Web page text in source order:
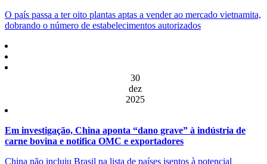
O país passa a ter oito plantas aptas a vender ao mercado vietnamita,
dobrando o número de estabelecimentos autorizados
30
dez
2025
Em investigação, China aponta “dano grave” à indústria de
carne bovina e notifica OMC e exportadores
China não incluiu Brasil na lista de países isentos à potencial